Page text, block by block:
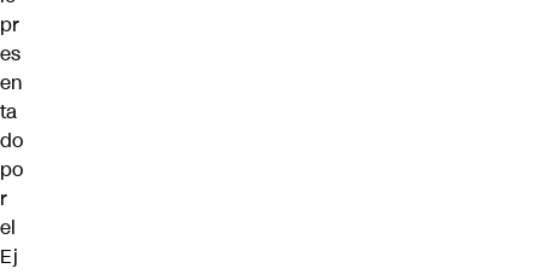
pr
es
en
ta
do
po
r
el
Ej